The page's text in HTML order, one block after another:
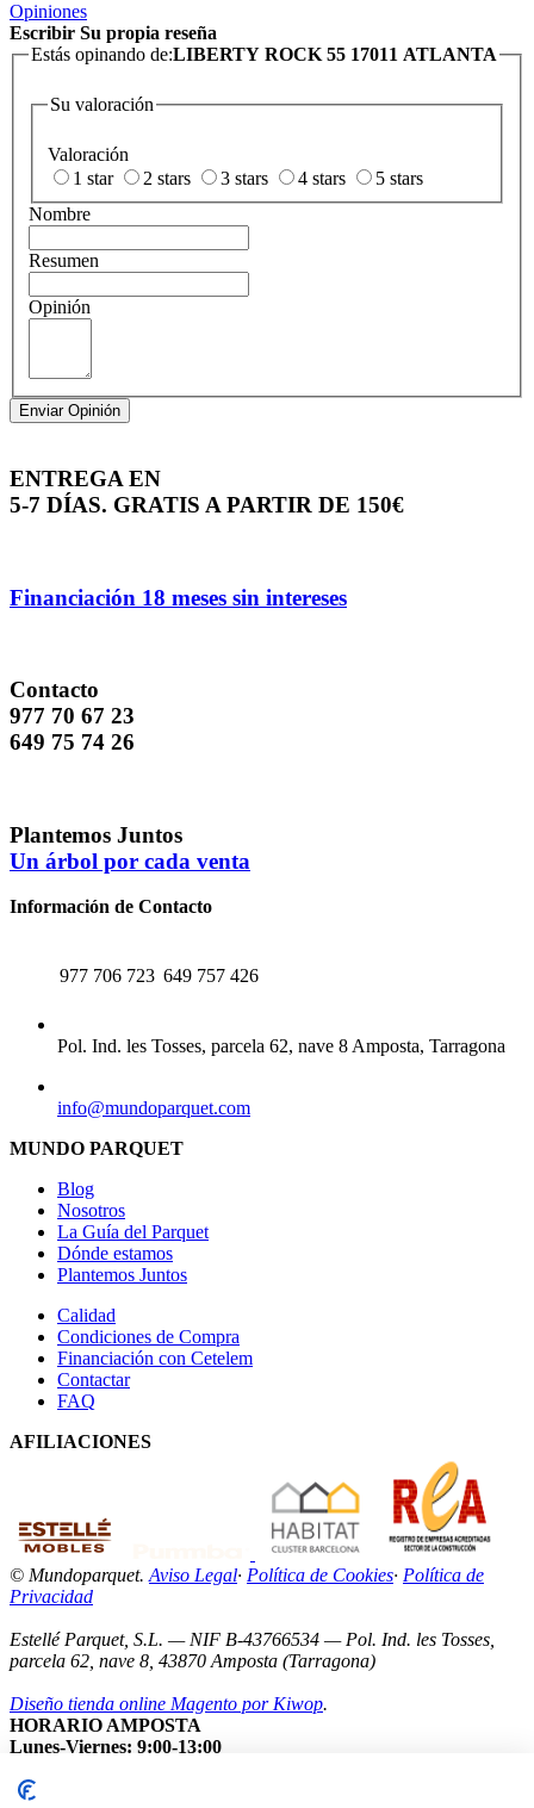
Opiniones
Escribir Su propia reseña
Estás opinando de:LIBERTY ROCK 55 17011 ATLANTA
Su valoración
Valoración
1 star
2 stars 3 stars 4 stars
5 stars
Nombre
Resumen
Opinión
Enviar Opinión
ENTREGA EN
5-7 DÍAS. GRATIS A PARTIR DE 150€
Financiación 18 meses sin intereses
Contacto
977 70 67 23
649 75 74 26
Plantemos Juntos
Un árbol por cada venta
Información de Contacto
977 706 723 649 757 426
Pol. Ind. les Tosses, parcela 62, nave 8 Amposta, Tarragona
info@mundoparquet.com
MUNDO PARQUET
Blog
Nosotros
La Guía del Parquet
Dónde estamos
Plantemos Juntos
Calidad
Condiciones de Compra
Financiación con Cetelem
Contactar
FAQ
AFILIACIONES
© Mundoparquet. Aviso Legal· Política de Cookies· Política de
Privacidad
Estellé Parquet, S.L. — NIF B-43766534 — Pol. Ind. les Tosses,
parcela 62, nave 8, 43870 Amposta (Tarragona)
Diseño tienda online Magento por Kiwop.
HORARIO AMPOSTA
Lunes-Viernes: 9:00-13:00
Nota: Nuestro showroom está abierto exclusivamente con cita